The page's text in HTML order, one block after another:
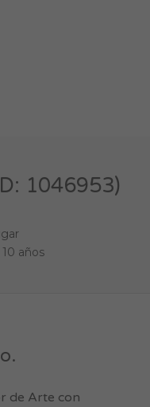
1046953)
años
de Arte con